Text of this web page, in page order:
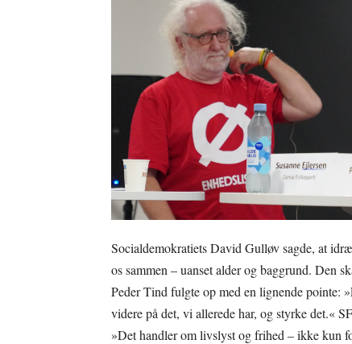
Socialdemokratiets David Gulløv sagde, at
os sammen – uanset alder og baggrund. Den
Peder Tind fulgte op med en lignende pointe:
videre på det, vi allerede har, og styrke det.«
»Det handler om livslyst og frihed – ikke kun